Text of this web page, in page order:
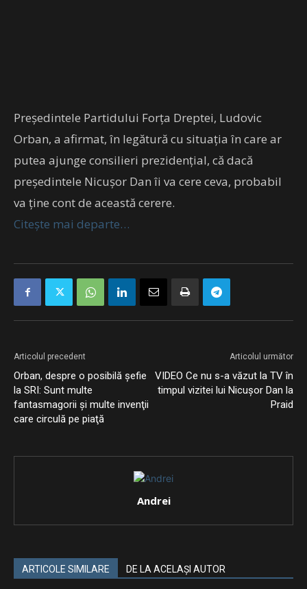
Preşedintele Partidului Forţa Dreptei, Ludovic
Orban, a afirmat, în legătură cu situaţia în care ar
putea ajunge consilieri prezidenţial, că dacă
preşedintele Nicuşor Dan îi va cere ceva, probabil
va ţine cont de această cerere.
Citește mai departe…
Articolul precedent
Orban, despre o posibilă şefie
la SRI: Sunt multe
fantasmagorii şi multe invenţii
care circulă pe piaţă
Articolul următor
VIDEO Ce nu s-a văzut la TV în
timpul vizitei lui Nicușor Dan la
Praid
Andrei
ARTICOLE SIMILARE DE LA ACELAȘI AUTOR